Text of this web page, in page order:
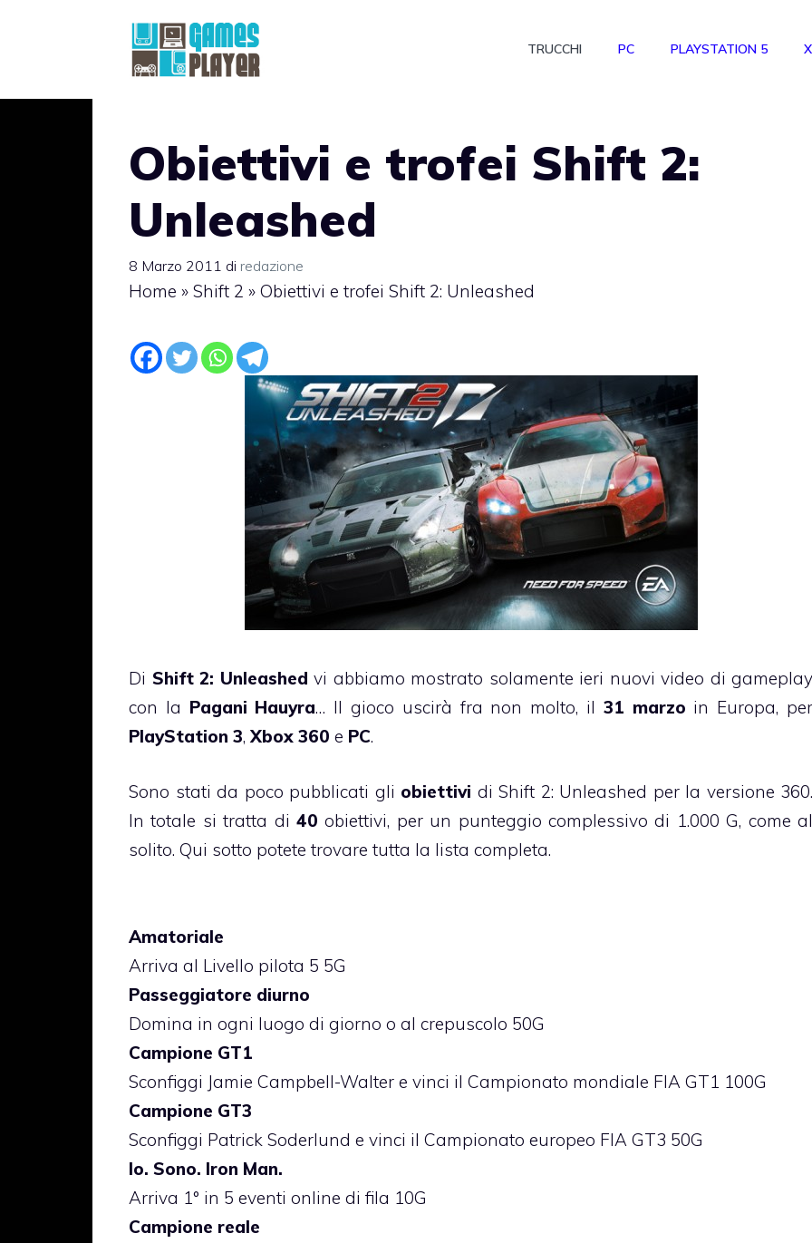
TRUCCHI PC PLAYSTATION 5
Obiettivi e trofei Shift 2:
Unleashed
8 Marzo 2011 di redazione
Home » Shift 2 » Obiettivi e trofei Shift 2: Unleashed
Di Shift 2: Unleashed vi abbiamo mostrato solamente ieri nuovi video di gameplay
con la Pagani Hauyra… Il gioco uscirà fra non molto, il 31 marzo in Europa,
PlayStation 3,Xbox 360 e PC.
Sono stati da poco pubblicati gli obiettivi di Shift 2: Unleashed per la versione 360.
In totale si tratta di 40 obiettivi, per un punteggio complessivo di 1.000 G, come al
solito. Qui sotto potete trovare tutta la lista completa.
Amatoriale
Arriva al Livello pilota 5 5G
Passeggiatore diurno
Domina in ogni luogo di giorno o al crepuscolo 50G
Campione GT1
Sconfiggi Jamie Campbell-Walter e vinci il Campionato mondiale FIA GT1 100G
Campione GT3
Sconfiggi Patrick Soderlund e vinci il Campionato europeo FIA GT3 50G
Io. Sono. Iron Man.
Arriva 1° in 5 eventi online di fila 10G
Campione reale